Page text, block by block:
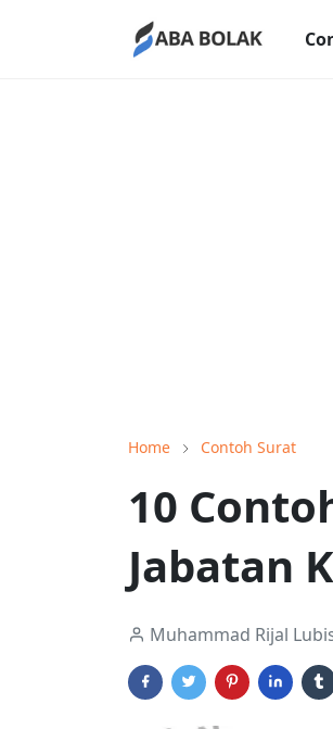
Home Contoh Surat
10
Jabatan
Muhammad Rijal